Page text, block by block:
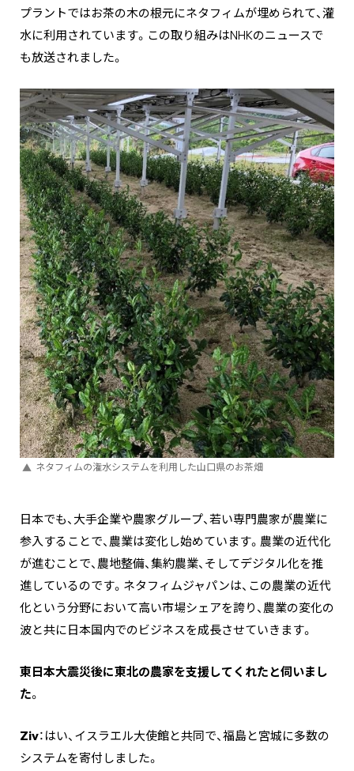
プラントではお茶の木の根元にネタフィムが埋められて、灌
水に利用されています。この取り組みはNHKのニュースで
も放送されました。
ネタフィムの潅水システムを利用した山口県のお茶畑
日本でも、大手企業や農家グループ、若い専門農家が農業に
参入することで、農業は変化し始めています。農業の近代化
が進むことで、農地整備、集約農業、そしてデジタル化を推
進しているのです。ネタフィムジャパンは、この農業の近代
化という分野において高い市場シェアを誇り、農業の変化の
波と共に日本国内でのビジネスを成長させていきます。
東日本大震災後に東北の農家を支援してくれたと伺いまし
た。
Ziv：はい、イスラエル大使館と共同で、福島と宮城に多数の
システムを寄付しました。